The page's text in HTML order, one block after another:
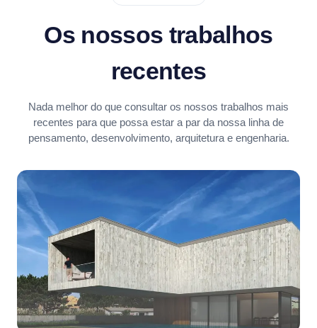
Os nossos trabalhos
recentes
Nada melhor do que consultar os nossos trabalhos mais
recentes para que possa estar a par da nossa linha de
pensamento, desenvolvimento, arquitetura e engenharia.